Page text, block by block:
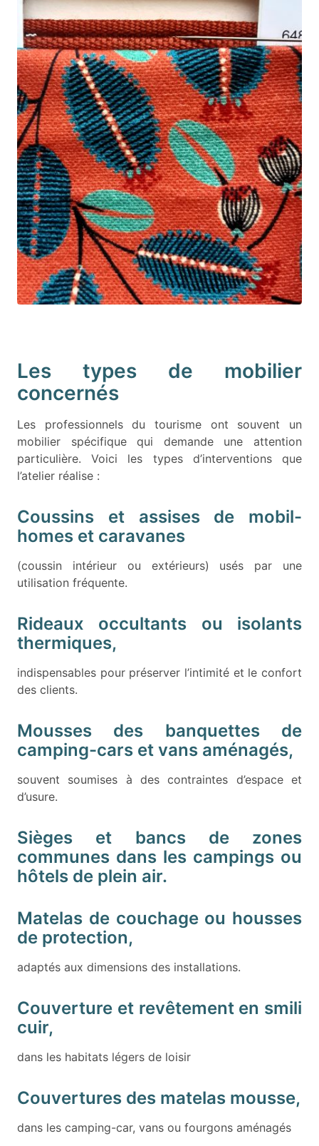
Les types de mobilier
concernés
Les professionnels du tourisme ont souvent un
mobilier spécifique qui demande une attention
particulière. Voici les types d’interventions que
l’atelier réalise :
Coussins et assises de mobil-
homes et caravanes
(coussin intérieur ou extérieurs) usés par une
utilisation fréquente.
Rideaux occultants ou isolants
thermiques,
indispensables pour préserver l’intimité et le confort
des clients.
Mousses des banquettes de
camping-cars et vans aménagés,
souvent soumises à des contraintes d’espace et
d’usure.
Sièges et bancs de zones
communes dans les campings ou
hôtels de plein air.
Matelas de couchage ou housses
de protection,
adaptés aux dimensions des installations.
Couverture et revêtement en smili
cuir,
dans les habitats légers de loisir
Couvertures des matelas mousse,
dans les camping-car, vans ou fourgons aménagés